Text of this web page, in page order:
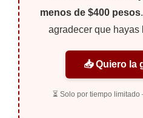
menos de $400 pesos
agradecer que hayas
📥 Quiero la
⏳ Solo por tiempo